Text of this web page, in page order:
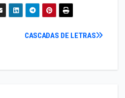
CASCADAS DE LETRAS